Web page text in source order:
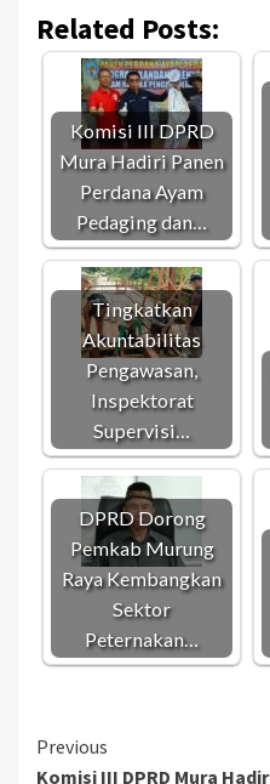
Related Posts:
Komisi III DPRD
Mura Hadiri Panen
Perdana Ayam
Pedaging dan…
Tingkatkan
Akuntabilitas
Pengawasan,
Inspektorat
Supervisi…
DPRD Dorong
Pemkab Murung
Raya Kembangkan
Sektor
Peternakan…
Continue
Previous
Komisi III DPRD Mura